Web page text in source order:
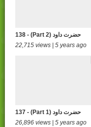
138 - (Part 2) حضرت داود
22,715 views | 5 years ago
137 - (Part 1) حضرت داود
26,896 views | 5 years ago